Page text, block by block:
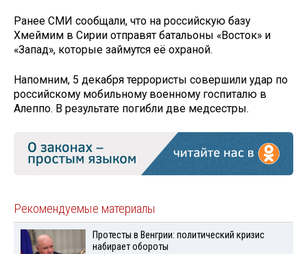
Ранее СМИ сообщали, что на российскую базу
Хмеймим в Сирии отправят батальоны «Восток» и
«Запад», которые займутся её охраной.
Напомним, 5 декабря террористы совершили удар по
российскому мобильному военному госпиталю в
Алеппо. В результате погибли две медсестры.
Рекомендуемые материалы
Протесты в Венгрии: политический кризис
набирает обороты